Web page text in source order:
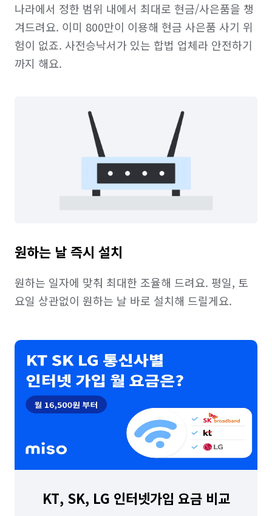
나라에서 정한 범위 내에서 최대로 현금/사은품을 챙
겨드려요. 이미 800만이 이용해 현금 사은품 사기 위
험이 없죠. 사전승낙서가 있는 합법 업체라 안전하기
까지 해요.
원하는 날 즉시 설치
원하는 일자에 맞춰 최대한 조율해 드려요. 평일, 토
요일 상관없이 원하는 날 바로 설치해 드릴게요.
KT, SK, LG 인터넷가입 요금 비교